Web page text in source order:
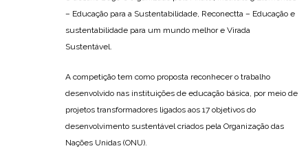
– Educação para a Sustentabilidade, Reconectta – Educação e
sustentabilidade para um mundo melhor e Virada
Sustentável.
A competição tem como proposta reconhecer o trabalho
desenvolvido nas instituições de educação básica, por meio de
projetos transformadores ligados aos 17 objetivos do
desenvolvimento sustentável criados pela Organização das
Nações Unidas (ONU).